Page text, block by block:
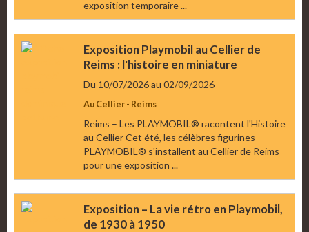
exposition temporaire ...
Exposition Playmobil au Cellier de
Reims : l'histoire en miniature
Du 10/07/2026au 02/09/2026
Au Cellier - Reims
Reims – Les PLAYMOBIL® racontent l'Histoire
au Cellier Cet été, les célèbres figurines
PLAYMOBIL® s'installent au Cellier de Reims
pour une exposition ...
Exposition – La vie rétro en Playmobil,
de 1930 à 1950